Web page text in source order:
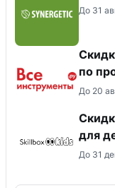
До 31
по
До 20
для
До 31